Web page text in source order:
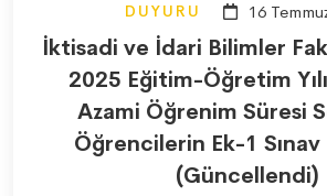
DUYURU 16
İktisadi ve İdari Bilimler
2025 Eğitim-Öğretim
Azami Öğrenim Süresi
Öğrencilerin Ek-1 Sınav
(Güncellendi)